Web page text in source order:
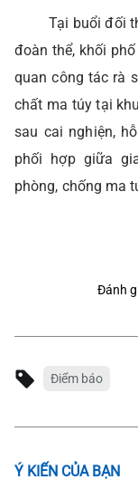
Tại buổi đối
đoàn thể, khối
quan công tác rà
chất ma túy tại
sau cai nghiện,
phối hợp giữa
phòng, chống ma
Đánh
Điểm báo
Ý KIẾN CỦA BẠN